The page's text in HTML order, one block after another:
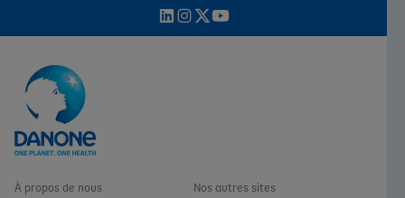
À propos de nous Nos autres sites